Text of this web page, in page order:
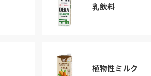
乳飲料
植物性ミルク